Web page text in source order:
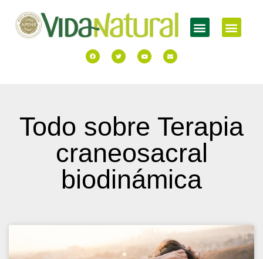
Todo sobre Terapia
craneosacral
biodinámica